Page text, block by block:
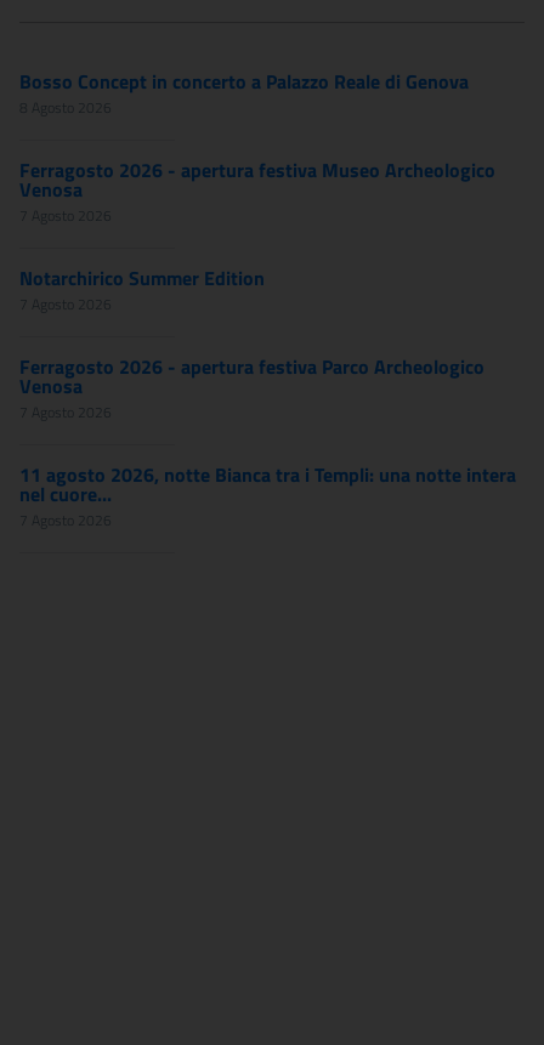
Bosso Concept in concerto a Palazzo Reale di Genova
8 Agosto 2026
Ferragosto 2026 - apertura festiva Museo Archeologico
Venosa
7 Agosto 2026
Notarchirico Summer Edition
7 Agosto 2026
Ferragosto 2026 - apertura festiva Parco Archeologico
Venosa
7 Agosto 2026
11 agosto 2026, notte Bianca tra i Templi: una notte intera
nel cuore...
7 Agosto 2026